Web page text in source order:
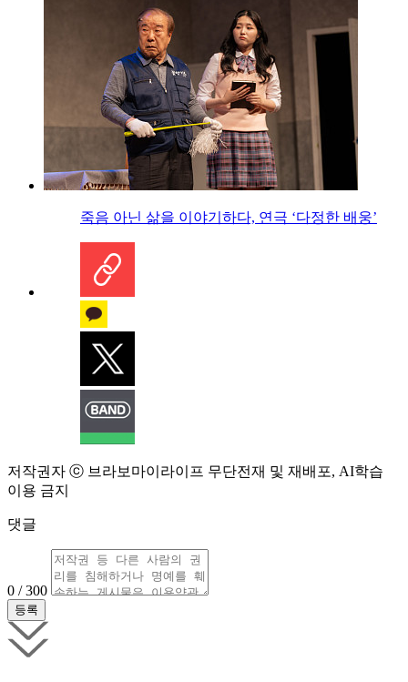
죽음 아닌 삶을 이야기하다, 연극 ‘다정한 배웅’
저작권자 ⓒ 브라보마이라이프 무단전재 및 재배포, AI학습
이용 금지
댓글
0 / 300